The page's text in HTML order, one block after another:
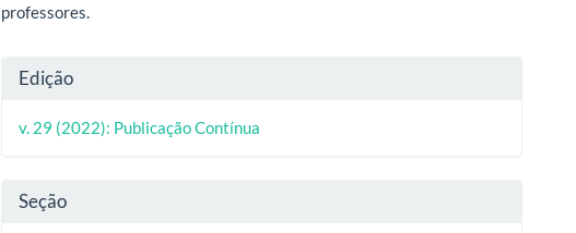
professores.
Detalhes
do
artigo
Edição
v. 29 (2022): Publicação Contínua
Seção